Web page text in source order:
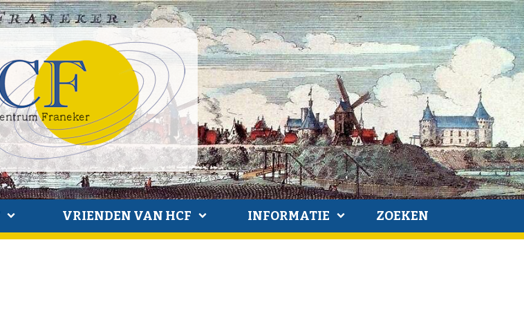
VRIENDEN VAN HCF INFORMATIE ZOEKEN